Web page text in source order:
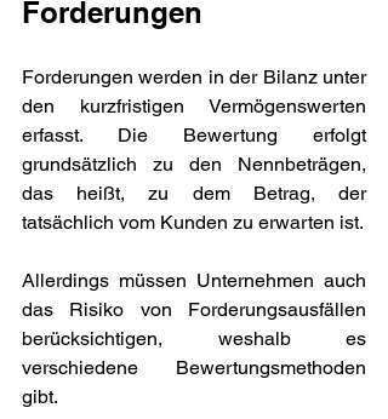
Forderungen
Forderungen werden in der Bilanz unter
den kurzfristigen Vermögenswerten
erfasst. Die Bewertung erfolgt
grundsätzlich zu den Nennbeträgen,
das heißt, zu dem Betrag, der
tatsächlich vom Kunden zu erwarten ist.
Allerdings müssen Unternehmen auch
das Risiko von Forderungsausfällen
berücksichtigen, weshalb es
verschiedene Bewertungsmethoden
gibt.